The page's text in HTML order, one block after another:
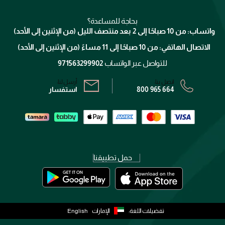
الإرجاع
برنامج الولاء ميوز
الشروط و الأحكام
سياسة الخصوصية
بحاجة للمساعدة؟
واتساب: من 10 صباحًا إلى 2 بعد منتصف الليل (من الإثنين إلى الأحد)
الاتصال الهاتفي: من 10 صباحًا إلى 11 مساءً (من الإثنين إلى الأحد)
للتواصل عبر الواتساب 971563299902
اتصل بنا:
800 965 664
أرسل لنا:
استفسار
حمل تطبيقنا
تفضيلات اللغة: الإمارات English